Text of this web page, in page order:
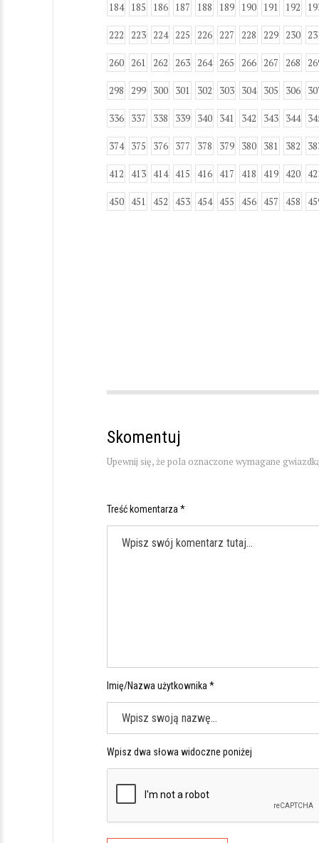
184 185 186 187 188 189 190 191 192
222 223 224 225 226 227 228 229 230
260 261 262 263 264 265 266 267 268
298 299 300 301 302 303 304 305 306
336 337 338 339 340 341 342 343 344
374 375 376 377 378 379 380 381 382
412 413 414 415 416 417 418 419 420
450 451 452 453 454 455 456 457 458
Skomentuj
Upewnij się, że pola oznaczone wymagane
Treść komentarza *
Imię/Nazwa użytkownika *
Wpisz dwa słowa widoczne poniżej